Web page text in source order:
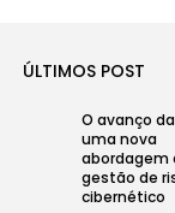
ÚLTIMOS POST
O avanço
uma nova
abordagem
gestão de
cibernético